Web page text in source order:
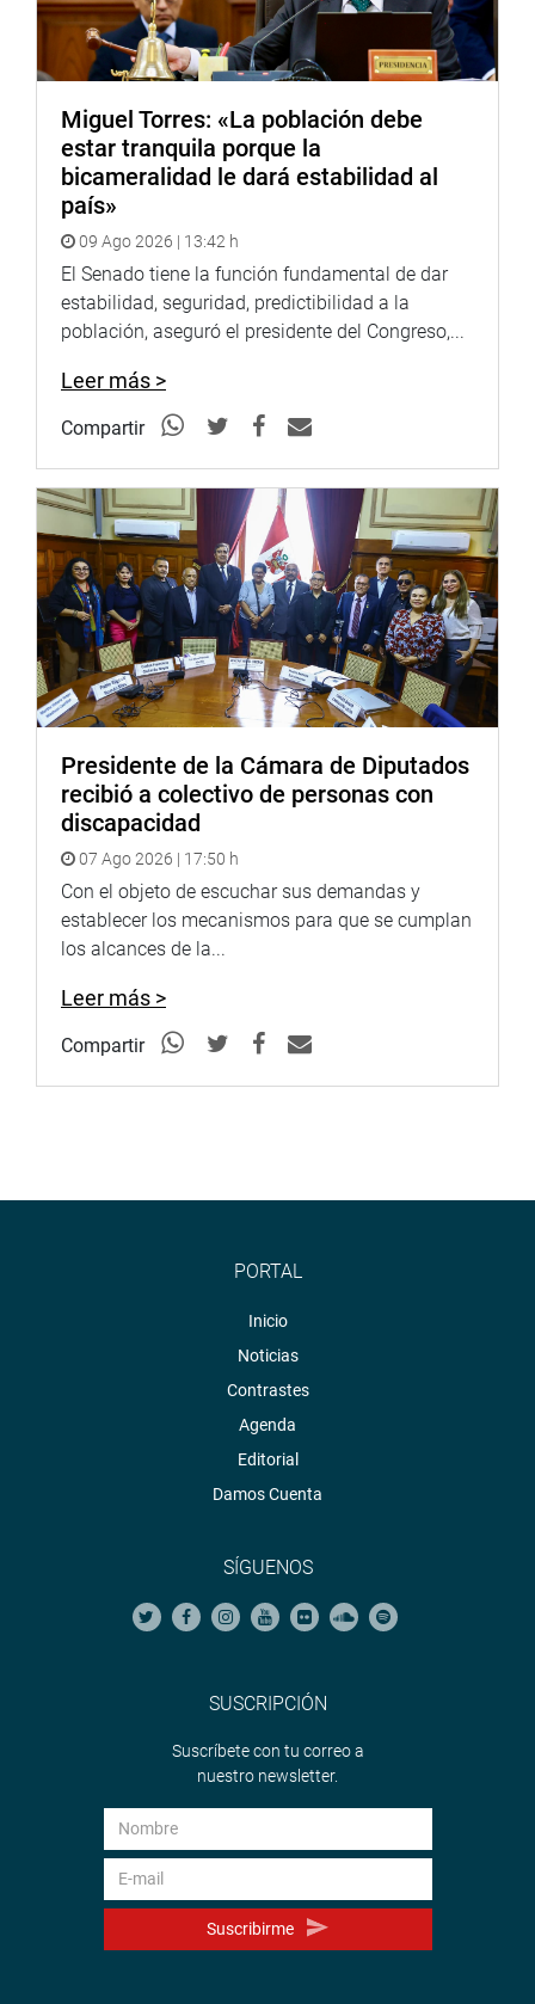
Ministerio de Salud, Ricardo Peña Sánchez y las regidoras
de la Municipalidad Metropolitana de Lima, Déborah Inga
Zapata y Mirla Mondragón Guevara.
La campaña de donación de sangre se realizó con la
supervisión de representantes del Instituto Nacional
Neoplásicas, Hospital Santa Rosa, Hospital Nacional
Hipólito Unanue y el Instituto Nacional de Salud del Niño.
OFICINA DE COMUNICACIONES E IMAGEN
INSTITUCIONAL
Miguel Torres: «La población debe
estar tranquila porque la
bicameralidad le dará estabilidad al
país»
09 Ago 2026 | 13:42 h
El Senado tiene la función fundamental de dar
estabilidad, seguridad, predictibilidad a la
población, aseguró el presidente del Congreso,...
Leer más >
Compartir
Presidente de la Cámara de Diputados
recibió a colectivo de personas con
discapacidad
07 Ago 2026 | 17:50 h
Con el objeto de escuchar sus demandas y
establecer los mecanismos para que se cumplan
los alcances de la...
Leer más >
Compartir
PORTAL
Inicio
Noticias
Contrastes
Agenda
Editorial
Damos Cuenta
SÍGUENOS
SUSCRIPCIÓN
Suscríbete con tu correo a
nuestro newsletter.
Suscribirme